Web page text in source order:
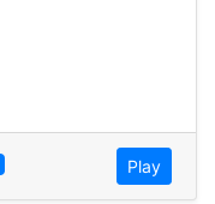
Play